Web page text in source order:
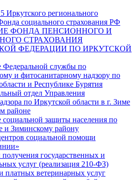
регионального
социального страхования РФ
ФОНДА ПЕНСИОННОГО И
СТРАХОВАНИЯ
ФЕДЕРАЦИИ ПО ИРКУТСКОЙ
Федеральной службы по
и фитосанитарному надзору по
и Республике Бурятия
отдел Управления
по Иркутской области в г. Зиме
районе
социальной защиты населения по
и Зиминскому району
социальной помощи
государственных и
услуг (реализация 210-ФЗ)
платных ветеринарных услуг